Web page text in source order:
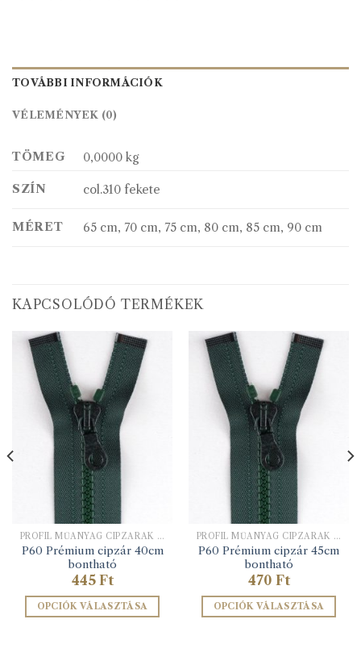
TOVÁBBI INFORMÁCIÓK
VÉLEMÉNYEK (0)
TÖMEG 0,0000 kg
SZÍN col.310 fekete
MÉRET 65 cm, 70 cm, 75 cm, 80 cm, 85 cm, 90 cm
KAPCSOLÓDÓ TERMÉKEK
PROFIL MŰANYAG CIPZÁRAK 6 MM-ES FOGÚ
P60 Prémium cipzár 40cm
bontható
445 Ft
OPCIÓK VÁLASZTÁSA
PROFIL MŰANYAG CIPZÁRAK 6 MM-ES FOGÚ
P60 Prémium cipzár 45cm
bontható
470 Ft
OPCIÓK VÁLASZTÁSA